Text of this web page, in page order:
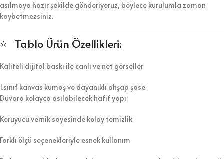
asılmaya hazır şekilde gönderiyoruz, böylece kurulumla zaman
kaybetmezsiniz.
⭐ Tablo Ürün Özellikleri:
Kaliteli dijital baskı ile canlı ve net görseller
1.sınıf kanvas kumaş ve dayanıklı ahşap şase
Duvara kolayca asılabilecek hafif yapı
Koruyucu vernik sayesinde kolay temizlik
Farklı ölçü seçenekleriyle esnek kullanım